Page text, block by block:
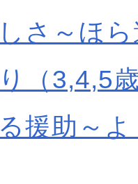
さ～ほ
（3,4,5
援助～